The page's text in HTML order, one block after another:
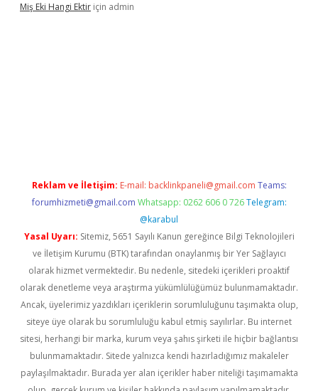
Miş Eki Hangi Ektir için admin
Reklam ve İletişim: E-mail: backlinkpaneli@gmail.com Teams:
forumhizmeti@gmail.com Whatsapp: 0262 606 0 726 Telegram:
@karabul
Yasal Uyarı: Sitemiz, 5651 Sayılı Kanun gereğince Bilgi Teknolojileri
ve İletişim Kurumu (BTK) tarafından onaylanmış bir Yer Sağlayıcı
olarak hizmet vermektedir. Bu nedenle, sitedeki içerikleri proaktif
olarak denetleme veya araştırma yükümlülüğümüz bulunmamaktadır.
Ancak, üyelerimiz yazdıkları içeriklerin sorumluluğunu taşımakta olup,
siteye üye olarak bu sorumluluğu kabul etmiş sayılırlar. Bu internet
sitesi, herhangi bir marka, kurum veya şahıs şirketi ile hiçbir bağlantısı
bulunmamaktadır. Sitede yalnızca kendi hazırladığımız makaleler
paylaşılmaktadır. Burada yer alan içerikler haber niteliği taşımamakta